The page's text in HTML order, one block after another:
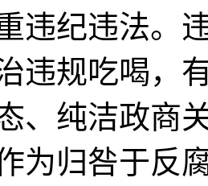
违纪违法。
违规吃喝，
、纯洁政商
为归咎于反